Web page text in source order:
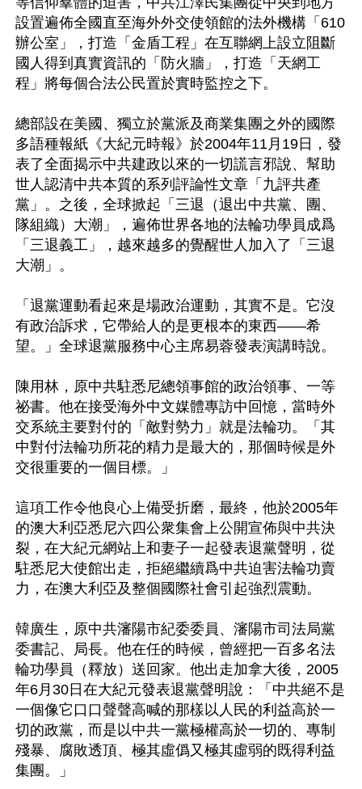
設置遍佈全國直至海外外交使領館的法外機構「610
辦公室」，打造「金盾工程」在互聯網上設立阻斷
國人得到真實資訊的「防火牆」，打造「天網工
程」將每個合法公民置於實時監控之下。
總部設在美國、獨立於黨派及商業集團之外的國際
多語種報紙《大紀元時報》於2004年11月19日，發
表了全面揭示中共建政以來的一切謊言邪說、幫助
世人認清中共本質的系列評論性文章「九評共產
黨」。之後，全球掀起「三退（退出中共黨、團、
隊組織）大潮」，遍佈世界各地的法輪功學員成爲
「三退義工」，越來越多的覺醒世人加入了「三退
大潮」。
「退黨運動看起來是場政治運動，其實不是。它沒
有政治訴求，它帶給人的是更根本的東西——希
望。」全球退黨服務中心主席易蓉發表演講時說。
陳用林，原中共駐悉尼總領事館的政治領事、一等
祕書。他在接受海外中文媒體專訪中回憶，當時外
交系統主要對付的「敵對勢力」就是法輪功。「其
中對付法輪功所花的精力是最大的，那個時候是外
交很重要的一個目標。」
這項工作令他良心上備受折磨，最終，他於2005年
的澳大利亞悉尼六四公衆集會上公開宣佈與中共決
裂，在大紀元網站上和妻子一起發表退黨聲明，從
駐悉尼大使館出走，拒絕繼續爲中共迫害法輪功賣
力，在澳大利亞及整個國際社會引起強烈震動。
韓廣生，原中共瀋陽市紀委委員、瀋陽市司法局黨
委書記、局長。他在任的時候，曾經把一百多名法
輪功學員（釋放）送回家。他出走加拿大後，2005
年6月30日在大紀元發表退黨聲明說：「中共絕不是
一個像它口口聲聲高喊的那樣以人民的利益高於一
切的政黨，而是以中共一黨極權高於一切的、專制
殘暴、腐敗透頂、極其虛僞又極其虛弱的既得利益
集團。」